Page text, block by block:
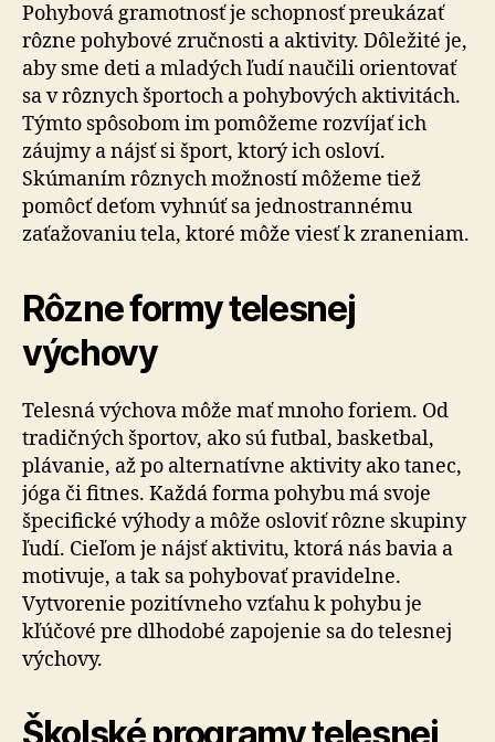
Pohybová gramotnosť je schopnosť preukázať
rôzne pohybové zručnosti a aktivity. Dôležité je,
aby sme deti a mladých ľudí naučili orientovať
sa v rôznych športoch a pohybových aktivitách.
Týmto spôsobom im pomôžeme rozvíjať ich
záujmy a nájsť si šport, ktorý ich osloví.
Skúmaním rôznych možností môžeme tiež
pomôcť deťom vyhnúť sa jednostrannému
zaťažovaniu tela, ktoré môže viesť k zraneniam.
Rôzne formy telesnej
výchovy
Telesná výchova môže mať mnoho foriem. Od
tradičných športov, ako sú futbal, basketbal,
plávanie, až po alternatívne aktivity ako tanec,
jóga či fitnes. Každá forma pohybu má svoje
špecifické výhody a môže osloviť rôzne skupiny
ľudí. Cieľom je nájsť aktivitu, ktorá nás bavia a
motivuje, a tak sa pohybovať pravidelne.
Vytvorenie pozitívneho vzťahu k pohybu je
kľúčové pre dlhodobé zapojenie sa do telesnej
výchovy.